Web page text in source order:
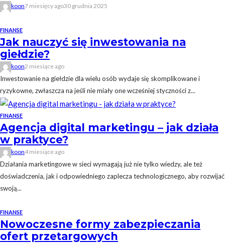
koon7 miesięcy ago30 grudnia 2025
FINANSE
Jak nauczyć się inwestowania na
giełdzie?
koon2 miesiące ago
Inwestowanie na giełdzie dla wielu osób wydaje się skomplikowane i
ryzykowne, zwłaszcza na jeśli nie miały one wcześniej styczności z...
FINANSE
Agencja digital marketingu – jak działa
w praktyce?
koon4 miesiące ago
Działania marketingowe w sieci wymagają już nie tylko wiedzy, ale też
doświadczenia, jak i odpowiedniego zaplecza technologicznego, aby rozwijać
swoją...
FINANSE
Nowoczesne formy zabezpieczania
ofert przetargowych